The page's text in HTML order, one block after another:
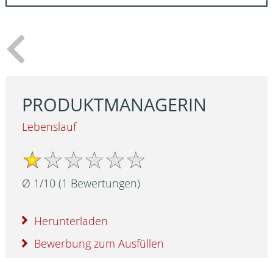
PRODUKTMANAGERIN
Lebenslauf
Ø 1/10 (1 Bewertungen)
Herunterladen
Bewerbung zum Ausfüllen